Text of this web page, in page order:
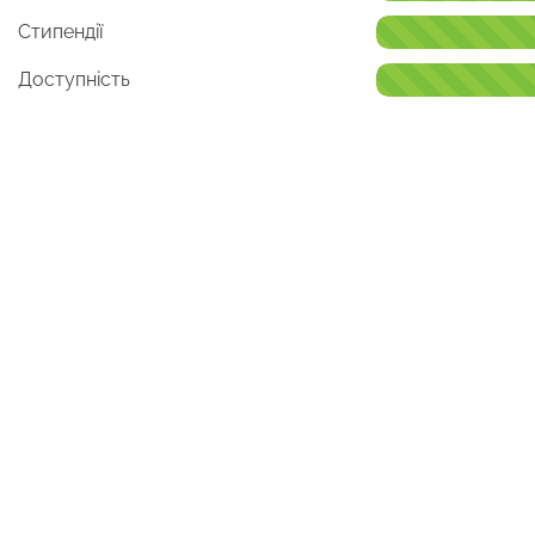
Стипендії
Доступність